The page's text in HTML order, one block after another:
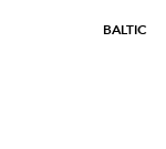
BALTIC